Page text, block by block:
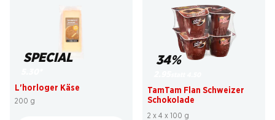
SPECIAL
L'horloger Käse
200 g
34%
TamTam Flan Schweizer
Schokolade
2 x 4 x 100 g